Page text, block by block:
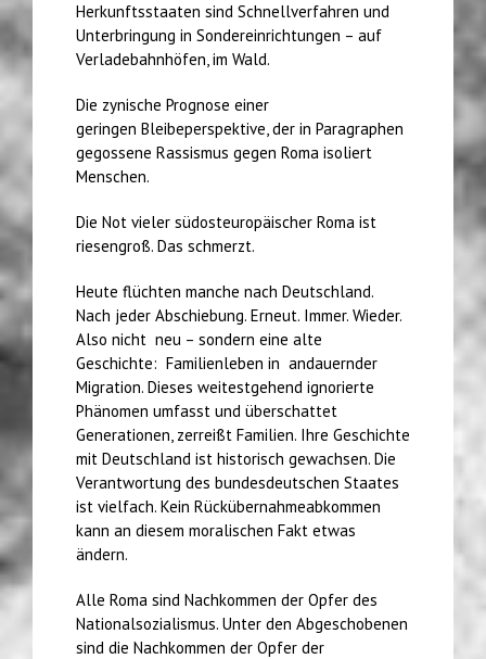
Herkunftsstaaten sind Schnellverfahren und
Unterbringung in Sondereinrichtungen – auf
Verladebahnhöfen, im Wald.
Die zynische Prognose einer
geringen Bleibeperspektive, der in Paragraphen
gegossene Rassismus gegen Roma isoliert
Menschen.
Die Not vieler südosteuropäischer Roma ist
riesengroß. Das schmerzt.
Heute flüchten manche nach Deutschland.
Nach jeder Abschiebung. Erneut. Immer. Wieder.
Also nicht neu – sondern eine alte
Geschichte: Familienleben in andauernder
Migration. Dieses weitestgehend ignorierte
Phänomen umfasst und überschattet
Generationen, zerreißt Familien. Ihre Geschichte
mit Deutschland ist historisch gewachsen. Die
Verantwortung des bundesdeutschen Staates
ist vielfach. Kein Rückübernahmeabkommen
kann an diesem moralischen Fakt etwas
ändern.
Alle Roma sind Nachkommen der Opfer des
Nationalsozialismus. Unter den Abgeschobenen
sind die Nachkommen der Opfer der